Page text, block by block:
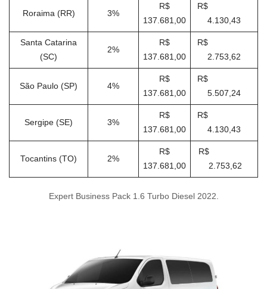
Roraima (RR) 3%
R$
137.681,00
R$
4.130,43
Santa Catarina
(SC)
2%
R$
137.681,00
R$
2.753,62
São Paulo (SP) 4%
R$
137.681,00
R$
5.507,24
Sergipe (SE) 3%
R$
137.681,00
R$
4.130,43
Tocantins (TO) 2%
R$
137.681,00
R$
2.753,62
Expert Business Pack 1.6 Turbo Diesel 2022.